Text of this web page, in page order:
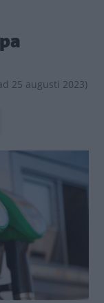
25 augusti 2023)